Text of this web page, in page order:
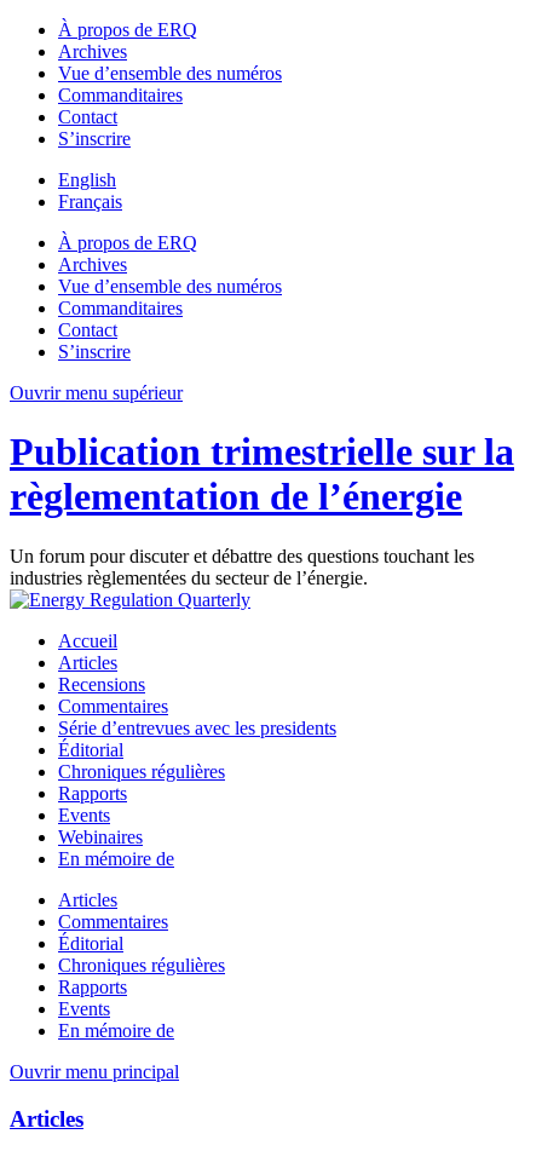
À propos de ERQ
Archives
Vue d’ensemble des numéros
Commanditaires
Contact
S’inscrire
English
Français
À propos de ERQ
Archives
Vue d’ensemble des numéros
Commanditaires
Contact
S’inscrire
Ouvrir menu supérieur
Publication trimestrielle sur la
règlementation de l’énergie
Un forum pour discuter et débattre des questions touchant les
industries règlementées du secteur de l’énergie.
Accueil
Articles
Recensions
Commentaires
Série d’entrevues avec les presidents
Éditorial
Chroniques régulières
Rapports
Events
Webinaires
En mémoire de
Articles
Commentaires
Éditorial
Chroniques régulières
Rapports
Events
En mémoire de
Ouvrir menu principal
Articles